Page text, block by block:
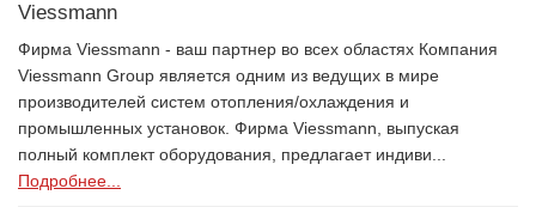
Viessmann
Фирма Viessmann - ваш партнер во всех областях Компания
Viessmann Group является одним из ведущих в мире
производителей систем отопления/охлаждения и
промышленных установок. Фирма Viessmann, выпуская
полный комплект оборудования, предлагает индиви...
Подробнее...